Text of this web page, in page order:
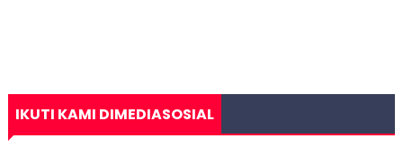
IKUTI KAMI DIMEDIASOSIAL